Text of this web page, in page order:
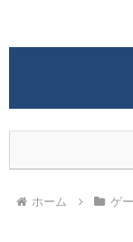
ホーム ゲ